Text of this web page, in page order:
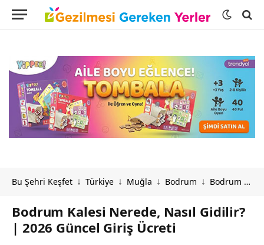
Bu Şehri Keşfet ↓ Türkiye ↓ Muğla ↓ Bodrum ↓ Bodrum Kalesi Nerede, Nasıl Gidilir? | 2026 Güncel Giriş Ücreti
Bodrum Kalesi Nerede, Nasıl Gidilir?
| 2026 Güncel Giriş Ücreti